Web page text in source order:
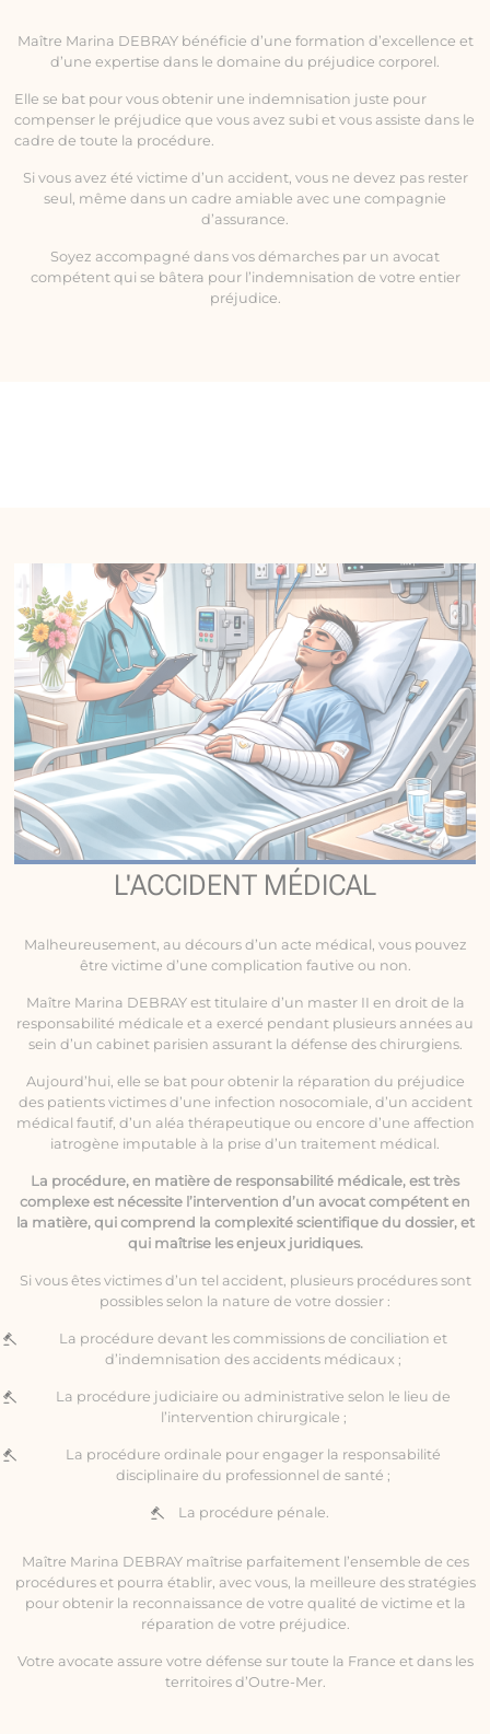
Maître Marina DEBRAY bénéficie d’une formation d’excellence et
d’une expertise dans le domaine du préjudice corporel.
Elle se bat pour vous obtenir une indemnisation juste pour
compenser le préjudice que vous avez subi et vous assiste dans le
cadre de toute la procédure.
Si vous avez été victime d’un accident, vous ne devez pas rester
seul, même dans un cadre amiable avec une compagnie
d’assurance.
Soyez accompagné dans vos démarches par un avocat
compétent qui se bâtera pour l’indemnisation de votre entier
préjudice.
L'ACCIDENT MÉDICAL
Malheureusement, au décours d’un acte médical, vous pouvez
être victime d’une complication fautive ou non.
Maître Marina DEBRAY est titulaire d’un master II en droit de la
responsabilité médicale et a exercé pendant plusieurs années au
sein d’un cabinet parisien assurant la défense des chirurgiens.
Aujourd’hui, elle se bat pour obtenir la réparation du préjudice
des patients victimes d’une infection nosocomiale, d’un accident
médical fautif, d’un aléa thérapeutique ou encore d’une affection
iatrogène imputable à la prise d’un traitement médical.
La procédure, en matière de responsabilité médicale, est très
complexe est nécessite l’intervention d’un avocat compétent en
la matière, qui comprend la complexité scientifique du dossier, et
qui maîtrise les enjeux juridiques.
Si vous êtes victimes d’un tel accident, plusieurs procédures sont
possibles selon la nature de votre dossier :
La procédure devant les commissions de conciliation et
d’indemnisation des accidents médicaux ;
La procédure judiciaire ou administrative selon le lieu de
l’intervention chirurgicale ;
La procédure ordinale pour engager la responsabilité
disciplinaire du professionnel de santé ;
La procédure pénale.
Maître Marina DEBRAY maîtrise parfaitement l’ensemble de ces
procédures et pourra établir, avec vous, la meilleure des stratégies
pour obtenir la reconnaissance de votre qualité de victime et la
réparation de votre préjudice.
Votre avocate assure votre défense sur toute la France et dans les
territoires d’Outre-Mer.